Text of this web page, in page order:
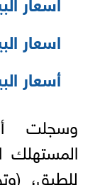
اسعار
أسعار
وسجلت
للطبق،